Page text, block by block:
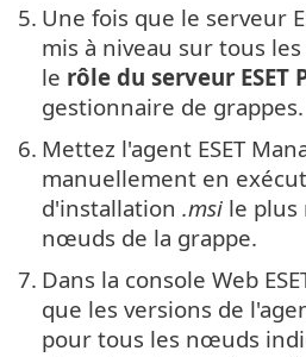
5. Une fois que le serveur
mis à niveau sur tous
le rôle du serveur ESET
gestionnaire de grappes.
6. Mettez l'agent ESET
manuellement en
d'installation .msi le plus
nœuds de la grappe.
7. Dans la console Web
que les versions de
pour tous les nœuds